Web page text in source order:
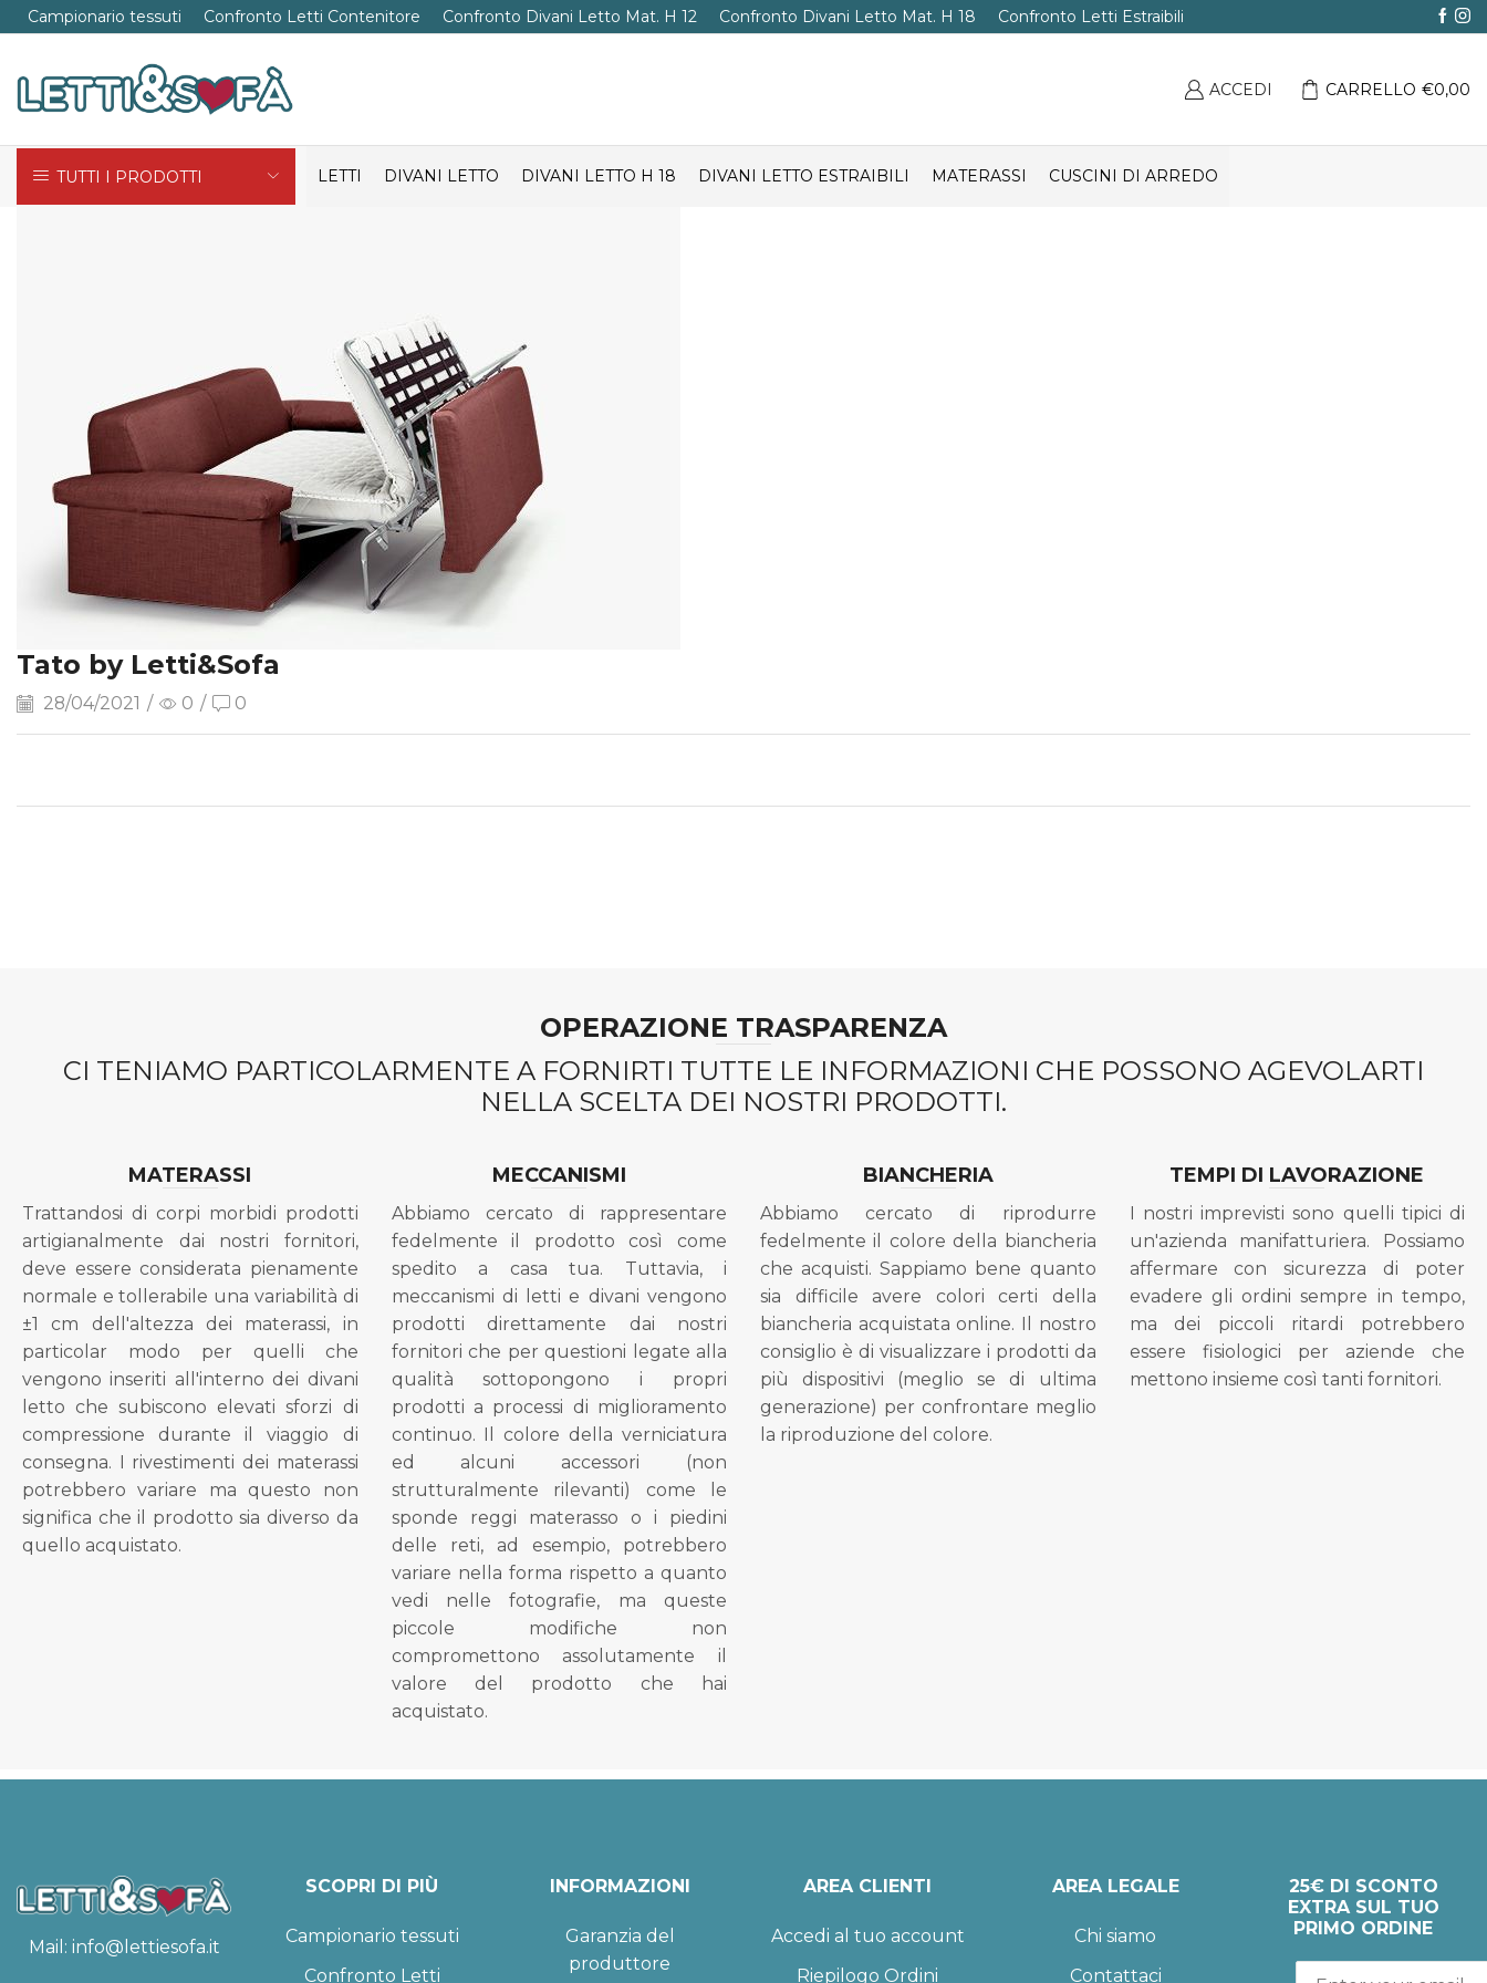
Campionario tessuti Confronto Letti Contenitore Confronto Divani Letto Mat. H 12 Confronto Divani Letto Mat. H 18 Confronto Letti Estraibili
ACCEDI CARRELLO €0,00
TUTTI I PRODOTTI LETTI DIVANI LETTO DIVANI LETTO H 18 DIVANI LETTO ESTRAIBILI MATERASSI CUSCINI DI ARREDO
Tato by Letti&Sofa
28/04/2021 / 0 / 0
OPERAZIONE TRASPARENZA
CI TENIAMO PARTICOLARMENTE A FORNIRTI TUTTE LE INFORMAZIONI CHE POSSONO AGEVOLARTI
NELLA SCELTA DEI NOSTRI PRODOTTI.
MATERASSI
Trattandosi di corpi morbidi prodotti
artigianalmente dai nostri fornitori,
deve essere considerata pienamente
normale e tollerabile una variabilità di
±1 cm dell'altezza dei materassi, in
particolar modo per quelli che
vengono inseriti all'interno dei divani
letto che subiscono elevati sforzi di
compressione durante il viaggio di
consegna. I rivestimenti dei materassi
potrebbero variare ma questo non
significa che il prodotto sia diverso da
quello acquistato.
MECCANISMI
Abbiamo cercato di rappresentare
fedelmente il prodotto così come
spedito a casa tua. Tuttavia, i
meccanismi di letti e divani vengono
prodotti direttamente dai nostri
fornitori che per questioni legate alla
qualità sottopongono i propri
prodotti a processi di miglioramento
continuo. Il colore della verniciatura
ed alcuni accessori (non
strutturalmente rilevanti) come le
sponde reggi materasso o i piedini
delle reti, ad esempio, potrebbero
variare nella forma rispetto a quanto
vedi nelle fotografie, ma queste
piccole modifiche non
compromettono assolutamente il
valore del prodotto che hai
acquistato.
BIANCHERIA
Abbiamo cercato di riprodurre
fedelmente il colore della biancheria
che acquisti. Sappiamo bene quanto
sia difficile avere colori certi della
biancheria acquistata online. Il nostro
consiglio è di visualizzare i prodotti da
più dispositivi (meglio se di ultima
generazione) per confrontare meglio
la riproduzione del colore.
TEMPI DI LAVORAZIONE
I nostri imprevisti sono quelli tipici di
un'azienda manifatturiera. Possiamo
affermare con sicurezza di poter
evadere gli ordini sempre in tempo,
ma dei piccoli ritardi potrebbero
essere fisiologici per aziende che
mettono insieme così tanti fornitori.
Mail: info@lettiesofa.it
SCOPRI DI PIÙ
Campionario tessuti
Confronto Letti
INFORMAZIONI
Garanzia del
produttore
AREA CLIENTI
Accedi al tuo account
Riepilogo Ordini
AREA LEGALE
Chi siamo
Contattaci
25€ DI SCONTO
EXTRA SUL TUO
PRIMO ORDINE